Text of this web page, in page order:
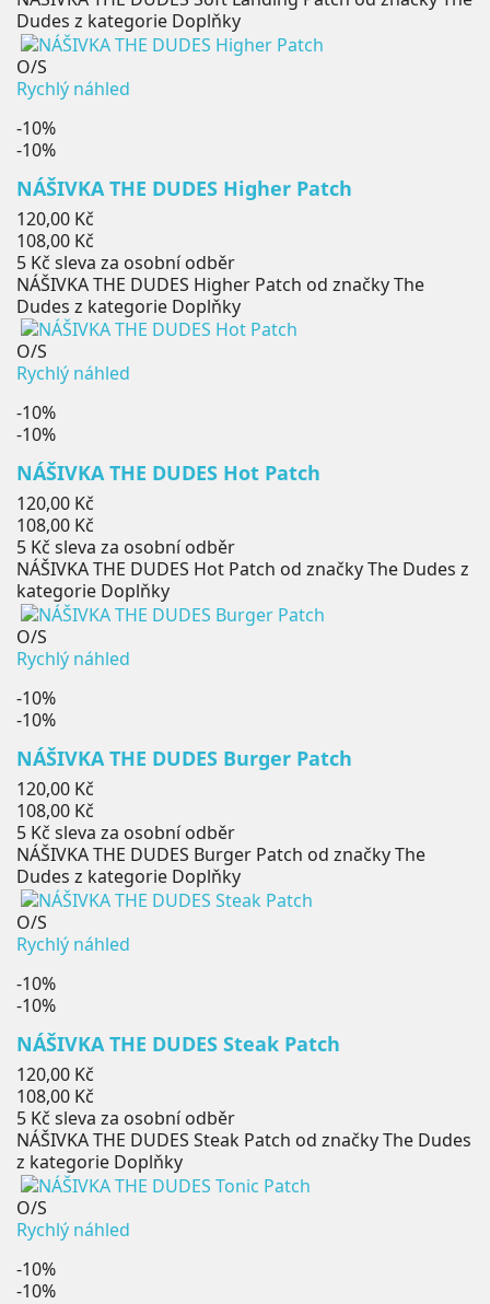
Dudes z kategorie Doplňky
O/S
Rychlý náhled
-10%
-10%
NÁŠIVKA THE DUDES Higher Patch
Běžná
cena
120,00 Kč
Cena
108,00 Kč
5 Kč sleva za osobní odběr
NÁŠIVKA THE DUDES Higher Patch od značky The
Dudes z kategorie Doplňky
O/S
Rychlý náhled
-10%
-10%
NÁŠIVKA THE DUDES Hot Patch
Běžná
cena
120,00 Kč
Cena
108,00 Kč
5 Kč sleva za osobní odběr
NÁŠIVKA THE DUDES Hot Patch od značky The Dudes z
kategorie Doplňky
O/S
Rychlý náhled
-10%
-10%
NÁŠIVKA THE DUDES Burger Patch
Běžná
cena
120,00 Kč
Cena
108,00 Kč
5 Kč sleva za osobní odběr
NÁŠIVKA THE DUDES Burger Patch od značky The
Dudes z kategorie Doplňky
O/S
Rychlý náhled
-10%
-10%
NÁŠIVKA THE DUDES Steak Patch
Běžná
cena
120,00 Kč
Cena
108,00 Kč
5 Kč sleva za osobní odběr
NÁŠIVKA THE DUDES Steak Patch od značky The Dudes
z kategorie Doplňky
O/S
Rychlý náhled
-10%
-10%